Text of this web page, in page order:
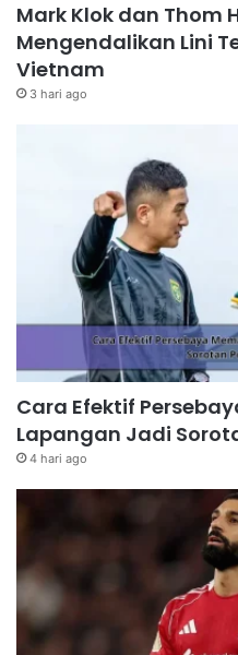
Mark Klok dan Thom
Mengendalikan Lini
Vietnam
3 hari ago
Cara Efektif
Lapangan Jadi
4 hari ago